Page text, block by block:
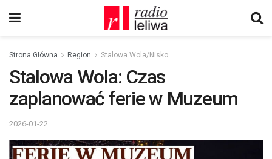
Strona Główna Region Stalowa Wola/Nisko
Stalowa Wola: Czas
zaplanować ferie w Muzeum
2026-01-22